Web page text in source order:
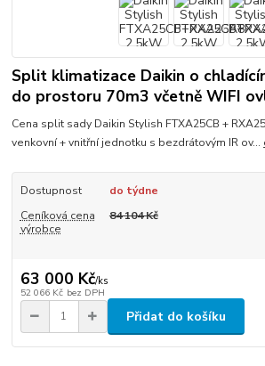
Split klimatizace Daikin o
do prostoru 70m3 včetně WIFI
Cena split sady Daikin Stylish FTXA25CB +
venkovní + vnitřní jednotku s bezdrátovým IR ov...
Dostupnost
do týdne
Ceníková cena
výrobce
84 104 Kč
63 000 Kč/ks
52 066 Kč bez DPH
Přidat do košíku